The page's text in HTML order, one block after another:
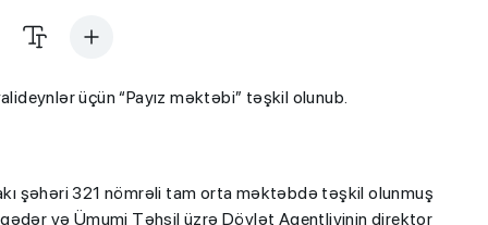
üçün “Payız məktəbi” təşkil olunub.
şəhəri 321 nömrəli tam orta məktəbdə təşkil olunmuş
və Ümumi Təhsil üzrə Dövlət Agentliyinin direktor